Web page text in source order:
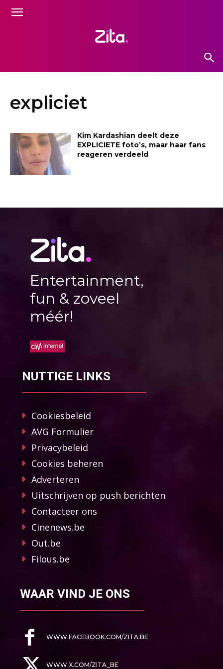
expliciet
Kim Kardashian deelt deze
EXPLICIETE foto’s, maar haar fans
reageren verdeeld
Entertainment,
fun & zoveel
méér!
NUTTIGE LINKS
Cookiesbeleid
AVG Formulier
Privacybeleid
Cookies beheren
Adverteren
Uitschrijven op push berichten
Contacteer ons
Cinenews.be
Out.be
Filous.be
WAAR VIND JE ONS
WWW.FACEBOOK.COM/ZITA.BE
WWW.X.COM/ZITA_BE